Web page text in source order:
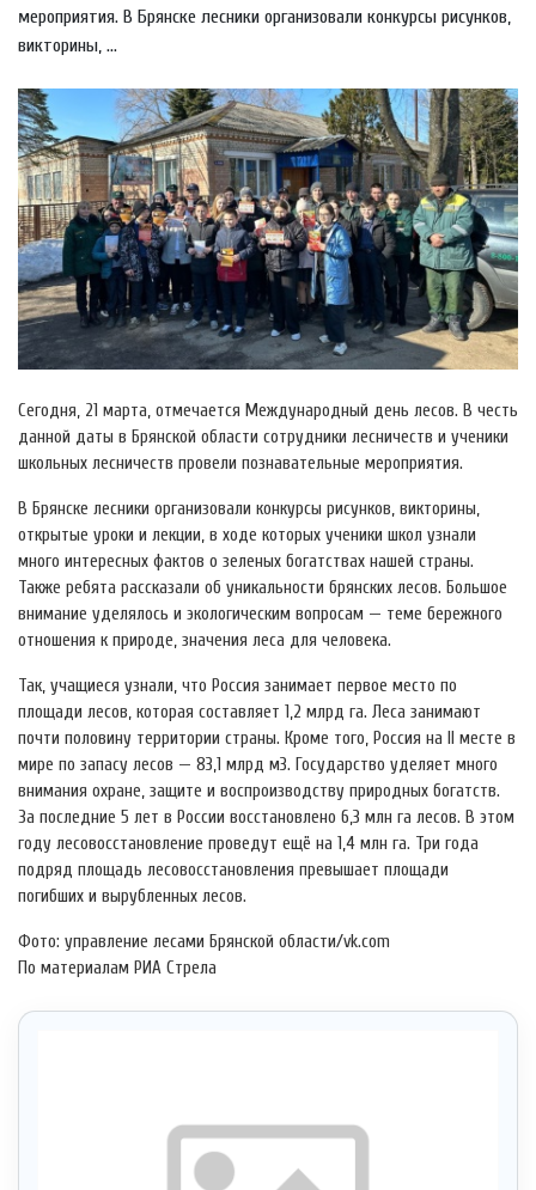
мероприятия. В Брянске лесники организовали конкурсы рисунков,
викторины, ...
Сегодня, 21 марта, отмечается Международный день лесов. В честь
данной даты в Брянской области сотрудники лесничеств и ученики
школьных лесничеств провели познавательные мероприятия.
В Брянске лесники организовали конкурсы рисунков, викторины,
открытые уроки и лекции, в ходе которых ученики школ узнали
много интересных фактов о зеленых богатствах нашей страны.
Также ребята рассказали об уникальности брянских лесов. Большое
внимание уделялось и экологическим вопросам — теме бережного
отношения к природе, значения леса для человека.
Так, учащиеся узнали, что Россия занимает первое место по
площади лесов, которая составляет 1,2 млрд га. Леса занимают
почти половину территории страны. Кроме того, Россия на II месте в
мире по запасу лесов — 83,1 млрд м3. Государство уделяет много
внимания охране, защите и воспроизводству природных богатств.
За последние 5 лет в России восстановлено 6,3 млн га лесов. В этом
году лесовосстановление проведут ещё на 1,4 млн га. Три года
подряд площадь лесовосстановления превышает площади
погибших и вырубленных лесов.
Фото: управление лесами Брянской области/vk.com
По материалам РИА Стрела